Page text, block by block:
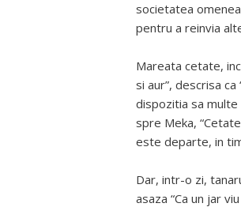
societatea
pentru a reinvia
Mareata cetate,
si aur”, descrisa
dispozitia sa
spre Meka,
este departe, in
Dar, intr-o zi,
asaza “Ca un jar